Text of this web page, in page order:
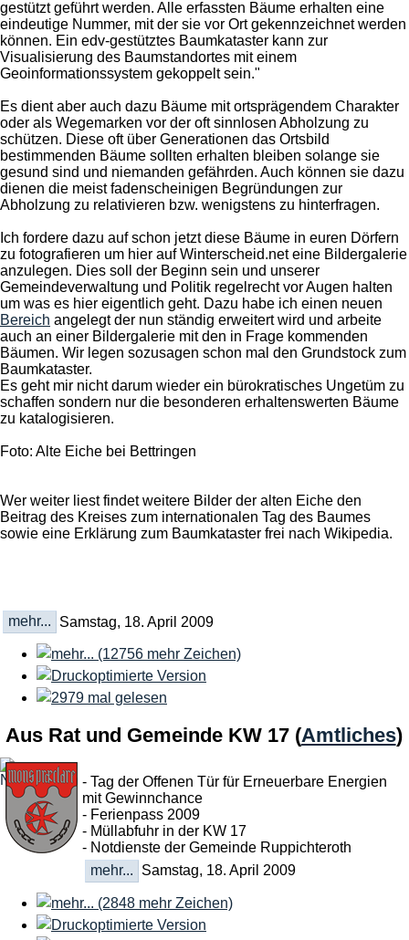
gestützt geführt werden. Alle erfassten Bäume erhalten eine
eindeutige Nummer, mit der sie vor Ort gekennzeichnet werden
können. Ein edv-gestütztes Baumkataster kann zur
Visualisierung des Baumstandortes mit einem
Geoinformationssystem gekoppelt sein."
Es dient aber auch dazu Bäume mit ortsprägendem Charakter
oder als Wegemarken vor der oft sinnlosen Abholzung zu
schützen. Diese oft über Generationen das Ortsbild
bestimmenden Bäume sollten erhalten bleiben solange sie
gesund sind und niemanden gefährden. Auch können sie dazu
dienen die meist fadenscheinigen Begründungen zur
Abholzung zu relativieren bzw. wenigstens zu hinterfragen.
Ich fordere dazu auf schon jetzt diese Bäume in euren Dörfern
zu fotografieren um hier auf Winterscheid.net eine Bildergalerie
anzulegen. Dies soll der Beginn sein und unserer
Gemeindeverwaltung und Politik regelrecht vor Augen halten
um was es hier eigentlich geht. Dazu habe ich einen neuen
Bereich angelegt der nun ständig erweitert wird und arbeite
auch an einer Bildergalerie mit den in Frage kommenden
Bäumen. Wir legen sozusagen schon mal den Grundstock zum
Baumkataster.
Es geht mir nicht darum wieder ein bürokratisches Ungetüm zu
schaffen sondern nur die besonderen erhaltenswerten Bäume
zu katalogisieren.
Foto: Alte Eiche bei Bettringen
Wer weiter liest findet weitere Bilder der alten Eiche den
Beitrag des Kreises zum internationalen Tag des Baumes
sowie eine Erklärung zum Baumkataster frei nach Wikipedia.
mehr... Samstag, 18. April 2009
Aus Rat und Gemeinde KW 17 (Amtliches)
- Tag der Offenen Tür für Erneuerbare Energien
mit Gewinnchance
- Ferienpass 2009
- Müllabfuhr in der KW 17
- Notdienste der Gemeinde Ruppichteroth
mehr...
Samstag, 18. April 2009